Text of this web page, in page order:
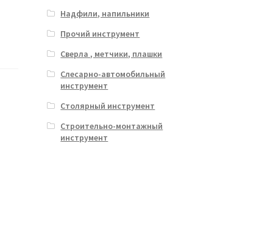
Надфили, напильники
Прочий инструмент
Сверла , метчики, плашки
Слесарно-автомобильный
инструмент
Столярный инструмент
Строительно-монтажный
инструмент